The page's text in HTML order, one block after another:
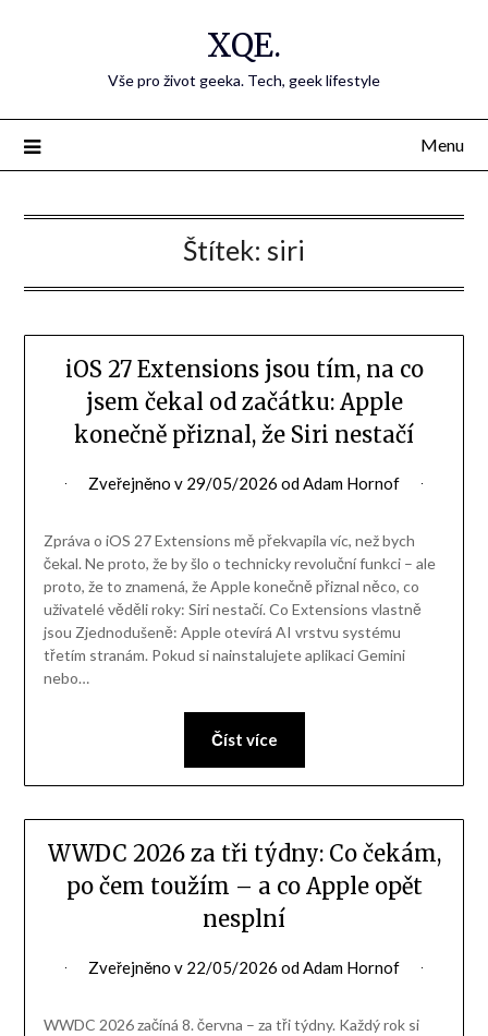
XQE.
Vše pro život geeka. Tech, geek lifestyle
Menu
Štítek: siri
iOS 27 Extensions jsou tím, na co
jsem čekal od začátku: Apple
konečně přiznal, že Siri nestačí
Zveřejněno v 29/05/2026 odAdam Hornof
Zpráva o iOS 27 Extensions mě překvapila víc, než bych
čekal. Ne proto, že by šlo o technicky revoluční funkci – ale
proto, že to znamená, že Apple konečně přiznal něco, co
uživatelé věděli roky: Siri nestačí. Co Extensions vlastně
jsou Zjednodušeně: Apple otevírá AI vrstvu systému
třetím stranám. Pokud si nainstalujete aplikaci Gemini
nebo…
Číst více
WWDC 2026 za tři týdny: Co čekám,
po čem toužím – a co Apple opět
nesplní
Zveřejněno v 22/05/2026 odAdam Hornof
WWDC 2026 začíná 8. června – za tři týdny. Každý rok si